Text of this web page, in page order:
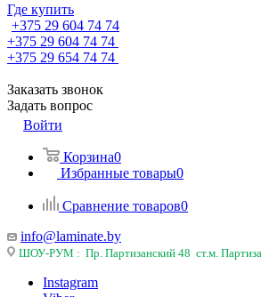
Где купить
+375 29 604 74 74
+375 29 604 74 74
+375 29 654 74 74
Заказать звонок
Задать вопрос
Войти
Корзина0
Избранные товары0
Сравнение товаров0
info@laminate.by
ШОУ-РУМ : Пр. Партизанский 48 ст.м.
Instagram